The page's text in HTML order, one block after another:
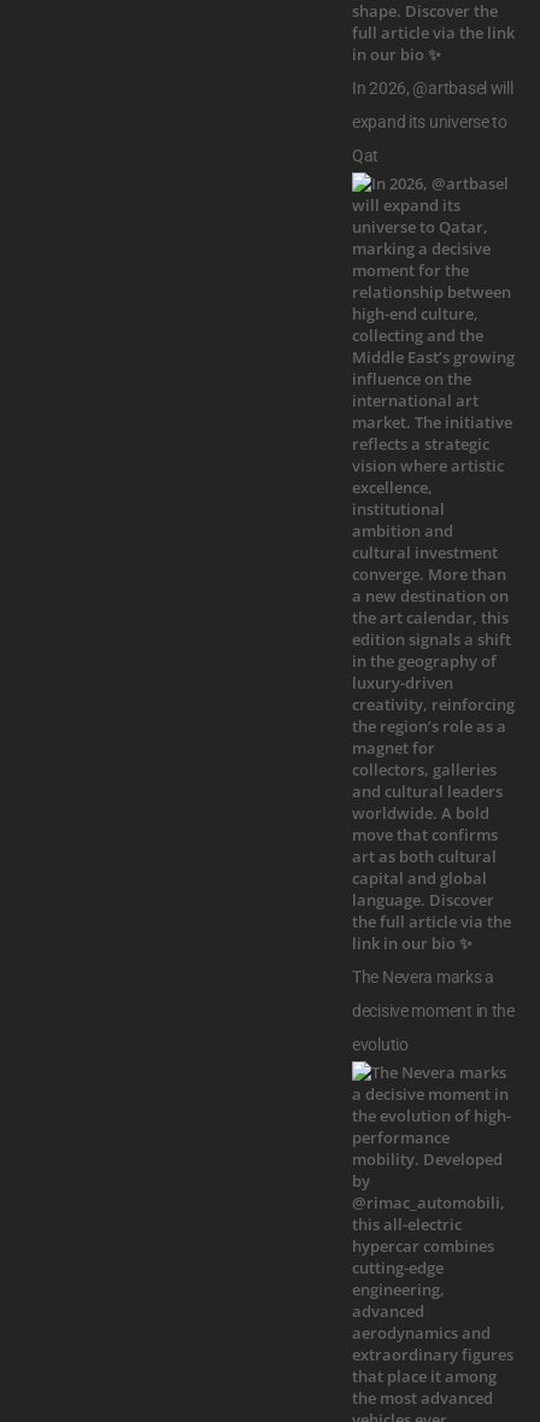
In 2026, @artbasel will
expand its universe to
Qat
The Nevera marks a
decisive moment in the
evolutio